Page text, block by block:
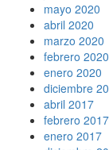
mayo 2020
abril 2020
marzo 2020
febrero 2020
enero 2020
diciembre
abril 2017
febrero 2017
enero 2017